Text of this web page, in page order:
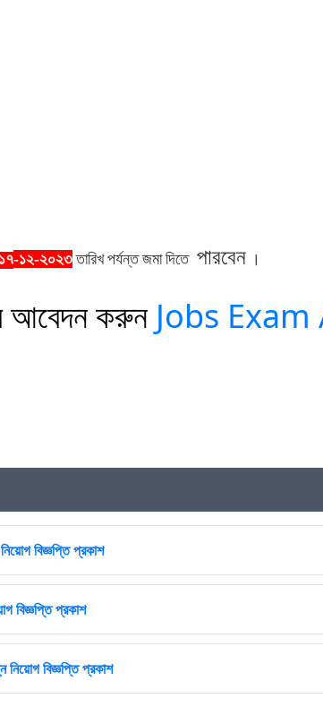
-১২-২০২৩ তারিখ পর্যন্ত জমা দিতে পারবেন ।
আবেদন করুন Jobs
বিজ্ঞপ্তি প্রকাশ
বিজ্ঞপ্তি প্রকাশ
নিয়োগ বিজ্ঞপ্তি প্রকাশ